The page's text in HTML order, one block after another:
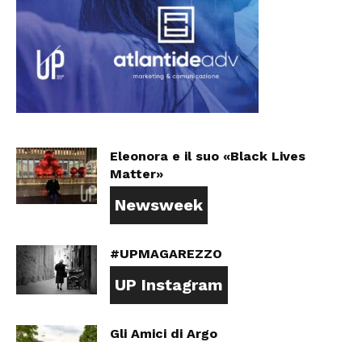
Eleonora e il suo «Black Lives
Matter»
Newsweek
#UPMAGAREZZO
UP Instagram
Gli Amici di Argo